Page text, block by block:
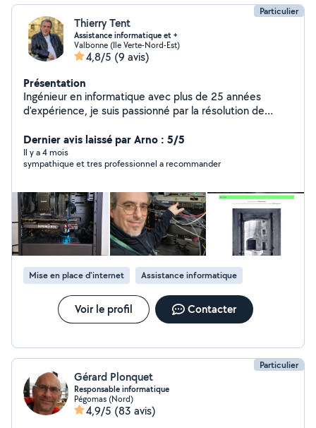
Particulier
Thierry Tent
Assistance informatique et +
Valbonne (Ile Verte-Nord-Est)
4,8/5 (9 avis)
Présentation
Ingénieur en informatique avec plus de 25 années
d'expérience, je suis passionné par la résolution de
mes compétences à votre service sur AlloVoisins. Que
vous ayez besoin d'un dépannage informatique rapide,
d'une installation de matériel, de conseils personnalisés
accompagner. Mes services : - Dépannage informatique
(PC, Mac, smartphones, tablettes) - Installation et
configuration de matériel (ordinateurs, imprimantes,
réseaux) - Conseils personnalisés (choix de matériel,
logiciels, sécurité informatique) - Création et
maintenance de sites web (WordPress, Joomla, Wix) -
Formation à l'utilisation d'outils informatiques Et bien
d'autres services, n'hésitez pas à me contacter. Je suis
disponible, réactif et à l'écoute de vos besoins. Mon
objectif est de vous apporter des solutions efficaces et
Dernier avis laissé par Arno : 5/5
Il y a 4 mois
sympathique et tres professionnel a recommander
Mise en place d'internet Assistance informatique
Voir le profil Contacter
Particulier
Gérard Plonquet
Responsable informatique
Pégomas (Nord)
4,9/5 (83 avis)